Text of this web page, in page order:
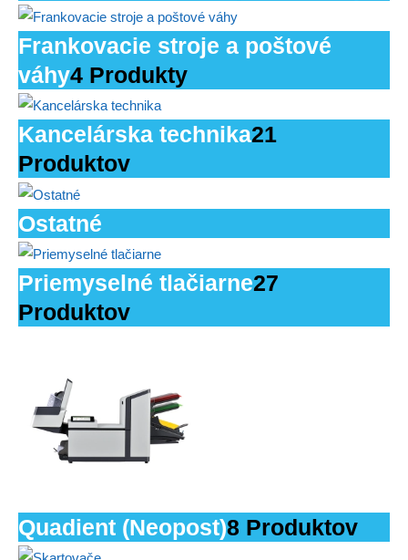
Frankovacie stroje a poštové
váhy4 Produkty
Kancelárska technika21
Produktov
Ostatné
Priemyselné tlačiarne27
Produktov
Quadient (Neopost)8 Produktov